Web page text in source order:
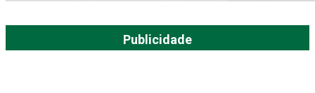
Publicidade